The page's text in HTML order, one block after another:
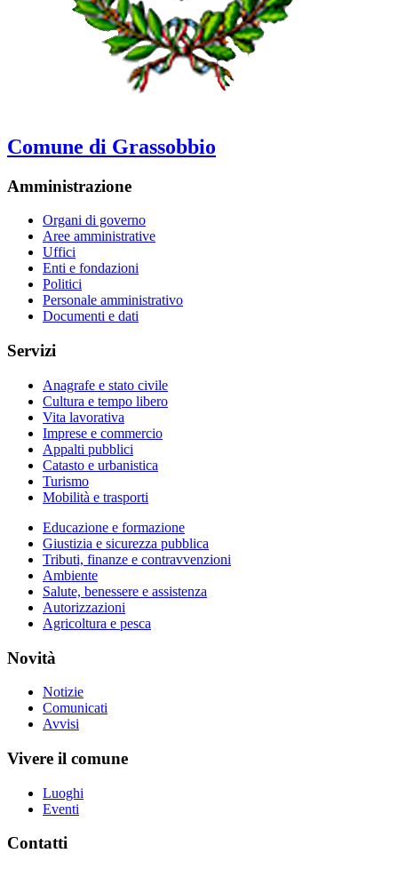
Comune di Grassobbio
Amministrazione
Organi di governo
Aree amministrative
Uffici
Enti e fondazioni
Politici
Personale amministrativo
Documenti e dati
Servizi
Anagrafe e stato civile
Cultura e tempo libero
Vita lavorativa
Imprese e commercio
Appalti pubblici
Catasto e urbanistica
Turismo
Mobilità e trasporti
Educazione e formazione
Giustizia e sicurezza pubblica
Tributi, finanze e contravvenzioni
Ambiente
Salute, benessere e assistenza
Autorizzazioni
Agricoltura e pesca
Novità
Notizie
Comunicati
Avvisi
Vivere il comune
Luoghi
Eventi
Contatti